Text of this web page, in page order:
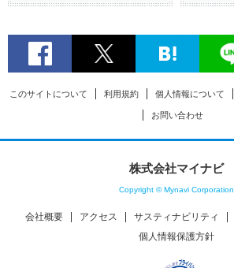
このサイトについて 利用規約 個人情報について
お問い合わせ
株式会社マイナビ
Copyright © Mynavi Corporation
会社概要 アクセス サスティナビリティ
個人情報保護方針